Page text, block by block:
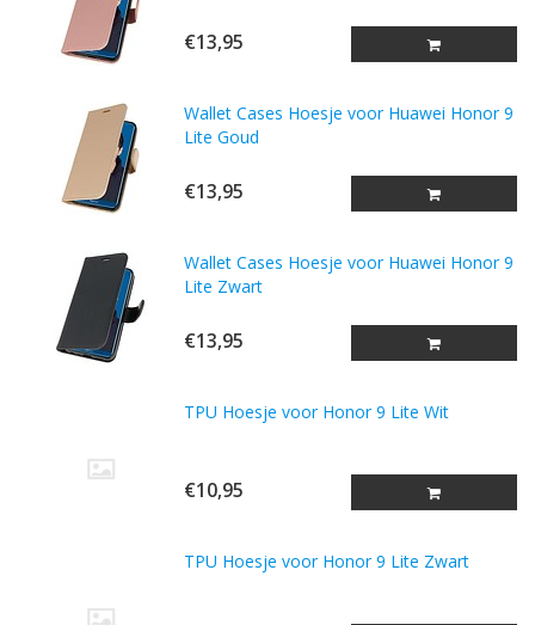
€13,95
Wallet Cases Hoesje voor Huawei Honor 9
Lite Goud
€13,95
Wallet Cases Hoesje voor Huawei Honor 9
Lite Zwart
€13,95
TPU Hoesje voor Honor 9 Lite Wit
€10,95
TPU Hoesje voor Honor 9 Lite Zwart